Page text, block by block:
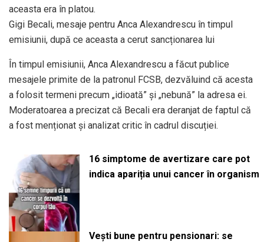
aceasta era în platou.
Gigi Becali, mesaje pentru Anca Alexandrescu în timpul
emisiunii, după ce aceasta a cerut sancționarea lui
În timpul emisiunii, Anca Alexandrescu a făcut publice
mesajele primite de la patronul FCSB, dezvăluind că acesta
a folosit termeni precum „idioată” și „nebună” la adresa ei.
Moderatoarea a precizat că Becali era deranjat de faptul că
a fost menționat și analizat critic în cadrul discuției.
16 simptome de avertizare care pot
indica apariția unui cancer în organism
Vești bune pentru pensionari: se